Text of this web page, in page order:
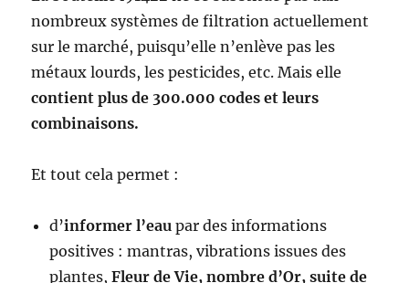
nombreux systèmes de filtration actuellement
sur le marché, puisqu’elle n’enlève pas les
métaux lourds, les pesticides, etc. Mais elle
contient plus de 300.000 codes et leurs
combinaisons.
Et tout cela permet :
d’informer l’eaupar des informations
positives : mantras, vibrations issues des
plantes,Fleur de Vie, nombre d’Or, suite de